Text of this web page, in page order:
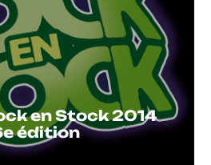
en Stock 2014
édition